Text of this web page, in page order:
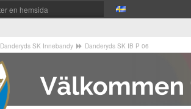
Danderyds SK Innebandy Danderyds SK IB P 06